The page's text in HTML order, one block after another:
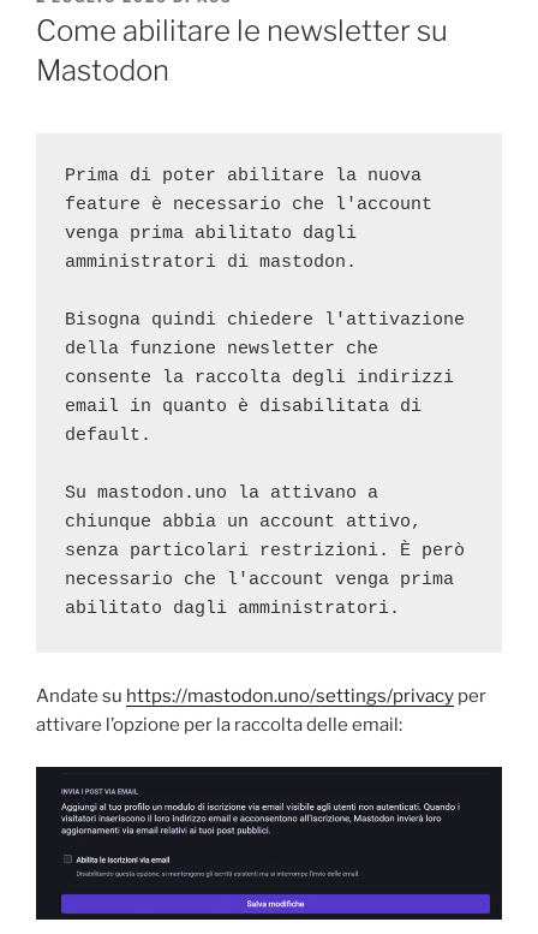
IL
Come abilitare le newsletter su
Mastodon
Prima di poter abilitare la nuova
feature è necessario che l'account
venga prima abilitato dagli
amministratori di mastodon.
Bisogna quindi chiedere l'attivazione
della funzione newsletter che
consente la raccolta degli indirizzi
email in quanto è disabilitata di
default.
Su mastodon.uno la attivano a
chiunque abbia un account attivo,
senza particolari restrizioni. È però
necessario che l'account venga prima
abilitato dagli amministratori.
Andate su https://mastodon.uno/settings/privacy per
attivare l’opzione per la raccolta delle email: